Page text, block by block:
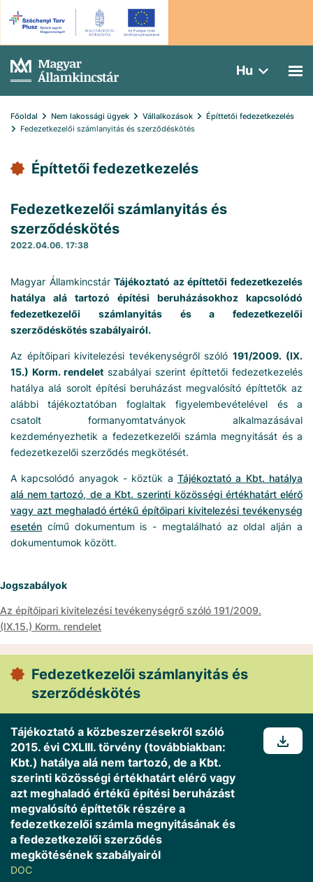
Hu
Főoldal Nem lakossági ügyek Vállalkozások
Építtetői fedezetkezelés
Fedezetkezelői számlanyitás és szerződéskötés
Építtetői fedezetkezelés
Fedezetkezelői számlanyitás és
szerződéskötés
2022.04.06. 17:38
Magyar Államkincstár Tájékoztató az építtetői fedezetkezelés
hatálya alá tartozó építési beruházásokhoz kapcsolódó
fedezetkezelői számlanyitás és a fedezetkezelői
szerződéskötés szabályairól.
Az építőipari kivitelezési tevékenységről szóló 191/2009. (IX.
15.) Korm. rendelet szabályai szerint építtetői fedezetkezelés
hatálya alá sorolt építési beruházást megvalósító építtetők az
alábbi tájékoztatóban foglaltak figyelembevételével és a
csatolt formanyomtatványok alkalmazásával
kezdeményezhetik a fedezetkezelői számla megnyitását és a
fedezetkezelői szerződés megkötését.
A kapcsolódó anyagok - köztük a Tájékoztató a Kbt. hatálya
alá nem tartozó, de a Kbt. szerinti közösségi értékhatárt elérő
vagy azt meghaladó értékű építőipari kivitelezési tevékenység
esetén című dokumentum is - megtalálható az oldal alján a
dokumentumok között.
Jogszabályok
Az építőipari kivitelezési tevékenységrő szóló 191/2009.
(IX.15.) Korm. rendelet
Fedezetkezelői számlanyitás és
szerződéskötés
Tájékoztató a közbeszerzésekről szóló
2015. évi CXLIII. törvény (továbbiakban:
Kbt.) hatálya alá nem tartozó, de a Kbt.
szerinti közösségi értékhatárt elérő vagy
azt meghaladó értékű építési beruházást
megvalósító építtetők részére a
fedezetkezelői számla megnyitásának és
a fedezetkezelői szerződés
megkötésének szabályairól
DOC